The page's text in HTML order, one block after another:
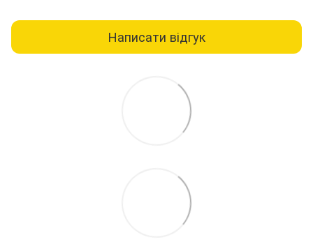
Написати відгук